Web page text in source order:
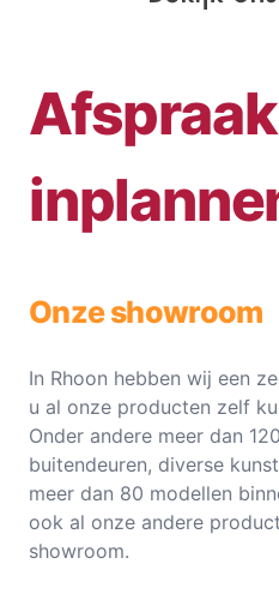
Afspraak
Onze showroom
In Rhoon hebben wij een
u al onze producten zelf
Onder andere meer dan
buitendeuren, diverse
meer dan 80 modellen
ook al onze andere
showroom.